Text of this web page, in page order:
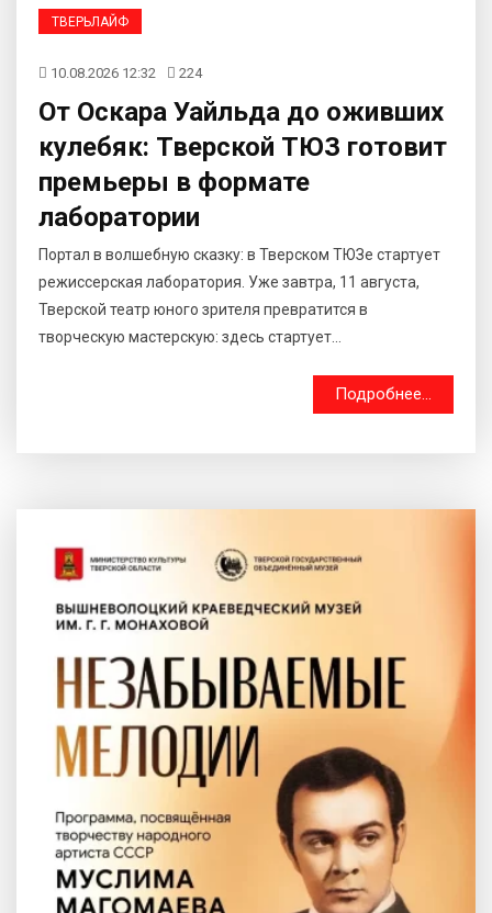
ТВЕРЬЛАЙФ
10.08.2026 12:32 224
От Оскара Уайльда до оживших
кулебяк: Тверской ТЮЗ готовит
премьеры в формате
лаборатории
Портал в волшебную сказку: в Тверском ТЮЗе стартует
режиссерская лаборатория. Уже завтра, 11 августа,
Тверской театр юного зрителя превратится в
творческую мастерскую: здесь стартует...
Подробнее...